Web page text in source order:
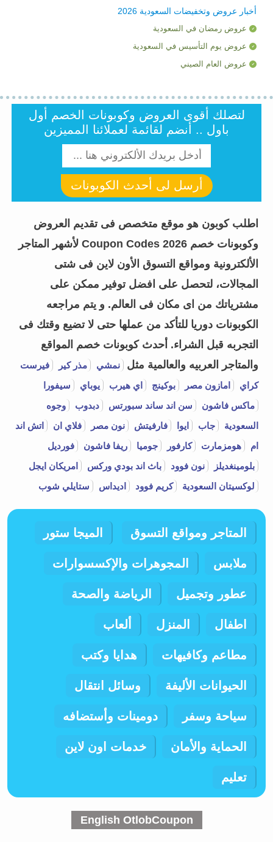
أخبار عروض وتخفيضات السعودية 2026
عروض رمضان في السعودية
عروض يوم التأسيس في السعودية
عروض العام الصيني
لتصلك أقوى العروض وكوبونات الخصم أول
باول .. أنضم لقائمة لعملائنا المميزين
أرسل لى أحدث الكوبونات
اطلب كوبون هو موقع متخصص فى تقديم العروض
وكوبونات خصم Coupon Codes 2026 لأشهر المتاجر
الألكترونية ومواقع التسوق الأون لاين فى شتى
المجالات، لتحصل على افضل توفير ممكن على
مشترياتك من اى مكان فى العالم. و يتم مراجعه
الكوبونات دوريا للتأكد من عملها حتى لا تضيع وقتك فى
التجربه قبل الشراء. أحدث كوبونات خصم المواقع
والمتاجر العربيه والعالمية مثل
نمشي مذر كير
فيرست
كراي
امازون مصر بوكينج اي هيرب يوباي
سيفورا
ماكس فاشون
سن اند ساند سبورتس دبدوب
وجوه
السعودية
جاب ايوا فارفيتش نون مصر فلاي ان
اتش اند
ام
هومزمارت كارفور جوميا ريفا فاشون
فورديل
بلومينغديلز
نون فوود باث اند بودي وركس
امريكان ايجل
لوكسيتان السعودية
كريم فوود اديداس ستايلي شوب
المتاجر ومواقع التسوق الميجا ستور
ملابس المجوهرات والإكسسوارات
عطور وتجميل الرياضة والصحة
اطفال المنزل ألعاب
مطاعم وكافيهات هدايا وكتب
الحيوانات الأليفة وسائل انتقال
سياحة وسفر دومينات وأستضافه
الحماية والأمان خدمات اون لاين
تعليم
English OtlobCoupon